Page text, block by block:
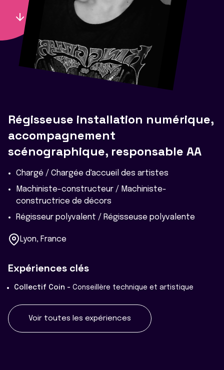
Régisseuse installation numérique,
accompagnement
scénographique, responsable AA
Chargé / Chargée d'accueil des artistes
Machiniste-constructeur / Machiniste-
constructrice de décors
Régisseur polyvalent / Régisseuse polyvalente
Lyon, France
Expériences clés
Collectif Coin - Conseillère technique et artistique
Voir toutes les expériences